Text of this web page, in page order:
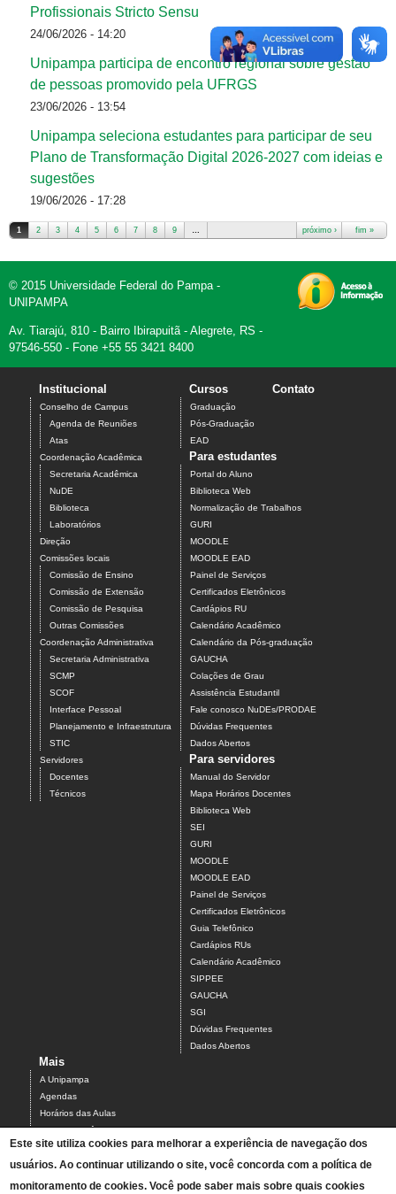
Profissionais Stricto Sensu
24/06/2026 - 14:20
Unipampa participa de encontro regional sobre gestão
de pessoas promovido pela UFRGS
23/06/2026 - 13:54
Unipampa seleciona estudantes para participar de seu
Plano de Transformação Digital 2026-2027 com ideias e
sugestões
19/06/2026 - 17:28
1 2 3 4 5 6 7 8 9 … próximo › fim »
© 2015 Universidade Federal do Pampa -
UNIPAMPA
Av. Tiarajú, 810 - Bairro Ibirapuitã - Alegrete, RS -
97546-550 - Fone +55 55 3421 8400
Institucional
Conselho de Campus
Agenda de Reuniões
Atas
Coordenação Acadêmica
Secretaria Acadêmica
NuDE
Biblioteca
Laboratórios
Direção
Comissões locais
Comissão de Ensino
Comissão de Extensão
Comissão de Pesquisa
Outras Comissões
Coordenação Administrativa
Secretaria Administrativa
SCMP
SCOF
Interface Pessoal
Planejamento e Infraestrutura
STIC
Servidores
Docentes
Técnicos
Cursos
Graduação
Pós-Graduação
EAD
Contato
Para estudantes
Portal do Aluno
Biblioteca Web
Normalização de Trabalhos
GURI
MOODLE
MOODLE EAD
Painel de Serviços
Certificados Eletrônicos
Cardápios RU
Calendário Acadêmico
Calendário da Pós-graduação
GAUCHA
Colações de Grau
Assistência Estudantil
Fale conosco NuDEs/PRODAE
Dúvidas Frequentes
Dados Abertos
Para servidores
Manual do Servidor
Mapa Horários Docentes
Biblioteca Web
SEI
GURI
MOODLE
MOODLE EAD
Painel de Serviços
Certificados Eletrônicos
Guia Telefônico
Cardápios RUs
Calendário Acadêmico
SIPPEE
GAUCHA
SGI
Dúvidas Frequentes
Dados Abertos
Mais
A Unipampa
Agendas
Horários das Aulas
Centro Acadêmico do Campus Alegrete
Estrutura Organizacional
PDI 2019-2023
Orientações de segurança
Este site utiliza cookies para melhorar a experiência de navegação dos
usuários. Ao continuar utilizando o site, você concorda com a política de
monitoramento de cookies. Você pode saber mais sobre quais cookies